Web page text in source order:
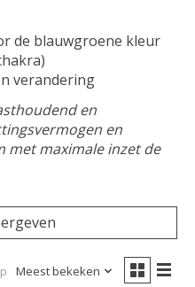
de blauwgroene kleur
verandering
en
en
met maximale inzet de
Meest bekeken